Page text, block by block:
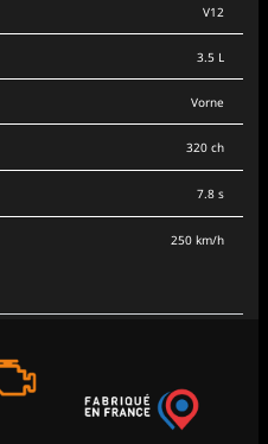
V12
3.5 L
Vorne
320 ch
7.8 s
250 km/h